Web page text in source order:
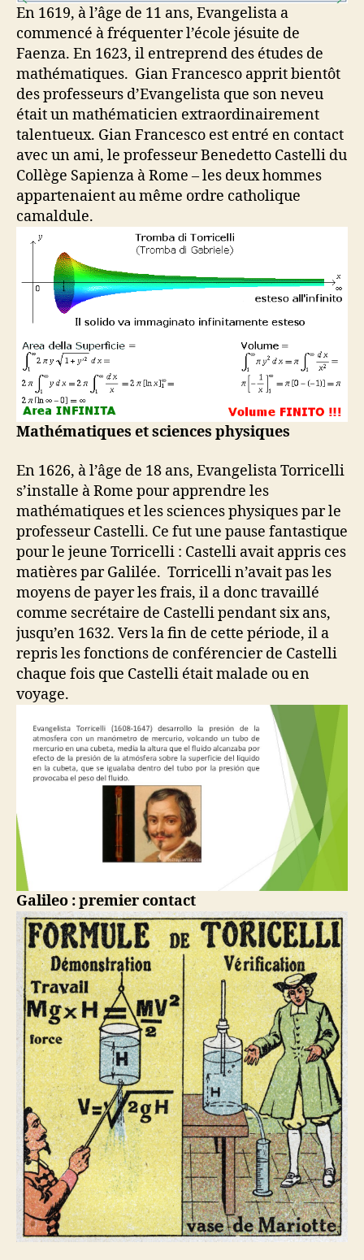
En 1619, à l’âge de 11 ans, Evangelista a
commencé à fréquenter l’école jésuite de
Faenza. En 1623, il entreprend des études de
mathématiques. Gian Francesco apprit bientôt
des professeurs d’Evangelista que son neveu
était un mathématicien extraordinairement
talentueux. Gian Francesco est entré en contact
avec un ami, le professeur Benedetto Castelli du
Collège Sapienza à Rome – les deux hommes
appartenaient au même ordre catholique
camaldule.
Mathématiques et sciences physiques
En 1626, à l’âge de 18 ans, Evangelista Torricelli
s’installe à Rome pour apprendre les
mathématiques et les sciences physiques par le
professeur Castelli. Ce fut une pause fantastique
pour le jeune Torricelli : Castelli avait appris ces
matières par Galilée. Torricelli n’avait pas les
moyens de payer les frais, il a donc travaillé
comme secrétaire de Castelli pendant six ans,
jusqu’en 1632. Vers la fin de cette période, il a
repris les fonctions de conférencier de Castelli
chaque fois que Castelli était malade ou en
voyage.
Galileo : premier contact